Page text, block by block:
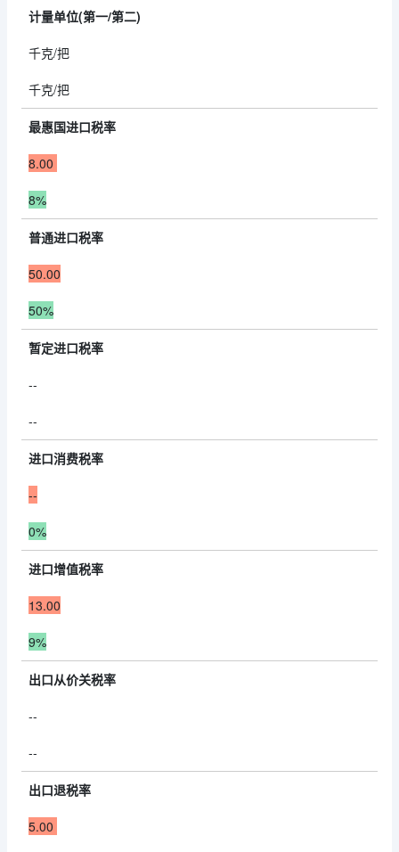
计量单位(第一/第二)
千克/把
千克/把
最惠国进口税率
8.00
8%
普通进口税率
50.00
50%
暂定进口税率
--
--
进口消费税率
--
0%
进口增值税率
13.00
9%
出口从价关税率
--
--
出口退税率
5.00